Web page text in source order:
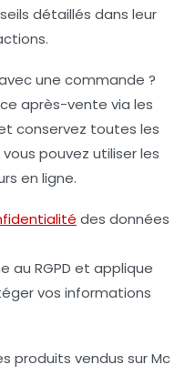
détaillés dans leur
une commande ?
après-vente via les
conservez toutes les
pouvez utiliser les
en ligne.
des données
au RGPD et applique
vos informations
produits vendus sur Mc